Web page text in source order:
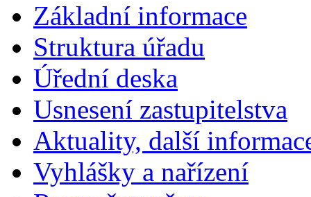
Základní informace
Struktura úřadu
Úřední deska
Usnesení zastupitelstva
Aktuality, další
Vyhlášky a nařízení